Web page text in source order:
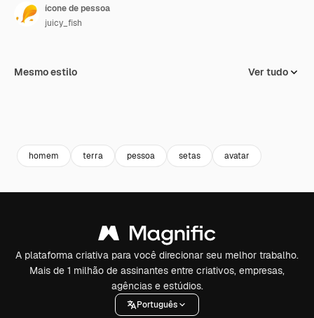
ícone de pessoa
juicy_fish
Mesmo estilo Ver tudo
homem terra pessoa setas avatar
A plataforma criativa para você direcionar seu melhor trabalho.
Mais de 1 milhão de assinantes entre criativos, empresas,
agências e estúdios.
Português